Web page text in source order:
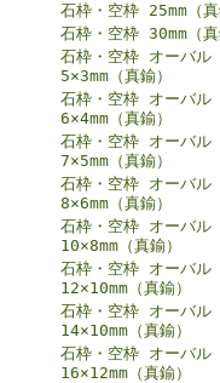
石枠・空枠 25mm（真
石枠・空枠 30mm（真
石枠・空枠 オーバル
5×3mm（真鍮）
石枠・空枠 オーバル
6×4mm（真鍮）
石枠・空枠 オーバル
7×5mm（真鍮）
石枠・空枠 オーバル
8×6mm（真鍮）
石枠・空枠 オーバル
10×8mm（真鍮）
石枠・空枠 オーバル
12×10mm（真鍮）
石枠・空枠 オーバル
14×10mm（真鍮）
石枠・空枠 オーバル
16×12mm（真鍮）